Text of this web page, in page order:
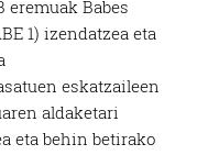
eremuak Babes
1) izendatzea eta
eskatzaileen
aldaketari
eta behin betirako